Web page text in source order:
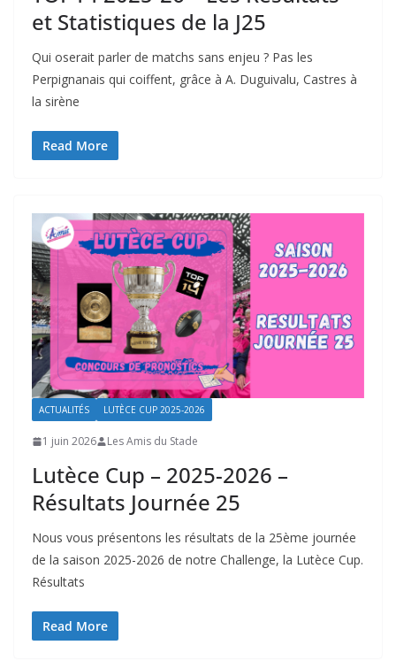
et Statistiques de la J25
Qui oserait parler de matchs sans enjeu ? Pas les
Perpignanais qui coiffent, grâce à A. Duguivalu, Castres à
la sirène
Read More
ACTUALITÉS LUTÈCE CUP 2025-2026
1 juin 2026 Les Amis du Stade
Lutèce Cup – 2025-2026 –
Résultats Journée 25
Nous vous présentons les résultats de la 25ème journée
de la saison 2025-2026 de notre Challenge, la Lutèce Cup.
Résultats
Read More